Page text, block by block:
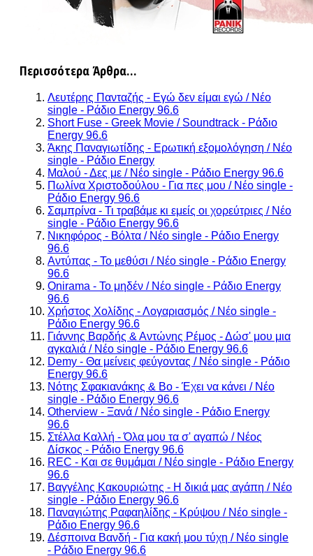
Περισσότερα Άρθρα...
Λευτέρης Πανταζής - Εγώ δεν είμαι εγώ / Νέο
single - Ράδιο Energy 96.6
Short Fuse - Greek Movie / Soundtrack - Ράδιο
Energy 96.6
Άκης Παναγιωτίδης - Ερωτική εξομολόγηση / Νέο
single - Ράδιο Energy
Μαλού - Δες με / Νέο single - Ράδιο Energy 96.6
Πωλίνα Χριστοδούλου - Για πες μου / Νέο single -
Ράδιο Energy 96.6
Σαμπρίνα - Τι τραβάμε κι εμείς οι χορεύτριες / Νέο
single - Ράδιο Energy 96.6
Νικηφόρος - Βόλτα / Νέο single - Ράδιο Energy
96.6
Αντύπας - Το μεθύσι / Νέο single - Ράδιο Energy
96.6
Onirama - Το μηδέν / Νέο single - Ράδιο Energy
96.6
Χρήστος Χολίδης - Λογαριασμός / Νέο single -
Ράδιο Energy 96.6
Γιάννης Βαρδής & Αντώνης Ρέμος - Δώσ' μου μια
αγκαλιά / Νέο single - Ράδιο Energy 96.6
Demy - Θα μείνεις φεύγοντας / Νέο single - Ράδιο
Energy 96.6
Νότης Σφακιανάκης & Bo - Έχει να κάνει / Νέο
single - Ράδιο Energy 96.6
Otherview - Ξανά / Νέο single - Ράδιο Energy
96.6
Στέλλα Καλλή - Όλα μου τα σ' αγαπώ / Νέος
Δίσκος - Ράδιο Energy 96.6
REC - Και σε θυμάμαι / Νέο single - Ράδιο Energy
96.6
Βαγγέλης Κακουριώτης - Η δικιά μας αγάπη / Νέο
single - Ράδιο Energy 96.6
Παναγιώτης Ραφαηλίδης - Κρύψου / Νέο single -
Ράδιο Energy 96.6
Δέσποινα Βανδή - Για κακή μου τύχη / Νέο single
- Ράδιο Energy 96.6